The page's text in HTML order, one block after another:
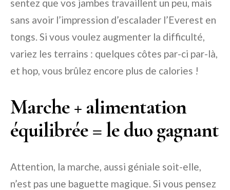
sentez que vos jambes travaillent un peu, mais
sans avoir l’impression d’escalader l’Everest en
tongs. Si vous voulez augmenter la difficulté,
variez les terrains : quelques côtes par-ci par-là,
et hop, vous brûlez encore plus de calories !
Marche + alimentation
équilibrée = le duo gagnant
Attention, la marche, aussi géniale soit-elle,
n’est pas une baguette magique. Si vous pensez